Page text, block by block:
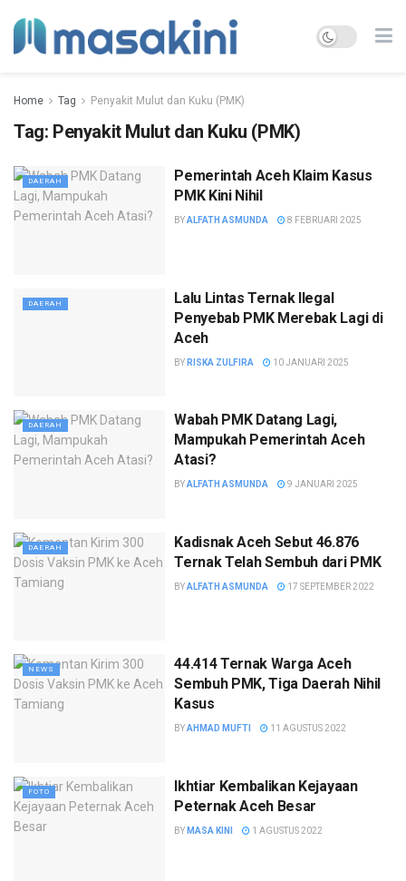
Home Tag Penyakit Mulut dan Kuku (PMK)
Tag: Penyakit Mulut dan Kuku (PMK)
DAERAH
Pemerintah Aceh Klaim Kasus
PMK Kini Nihil
BYALFATH ASMUNDA 8 FEBRUARI 2025
DAERAH
Lalu Lintas Ternak Ilegal
Penyebab PMK Merebak Lagi di
Aceh
BY RISKA ZULFIRA 10 JANUARI 2025
DAERAH
Wabah PMK Datang Lagi,
Mampukah Pemerintah Aceh
Atasi?
BYALFATH ASMUNDA 9 JANUARI 2025
DAERAH
Kadisnak Aceh Sebut 46.876
Ternak Telah Sembuh dari PMK
BYALFATH ASMUNDA 17 SEPTEMBER 2022
NEWS
44.414 Ternak Warga Aceh
Sembuh PMK, Tiga Daerah Nihil
Kasus
BYAHMAD MUFTI 11 AGUSTUS 2022
FOTO
Ikhtiar Kembalikan Kejayaan
Peternak Aceh Besar
BY MASA KINI 1 AGUSTUS 2022